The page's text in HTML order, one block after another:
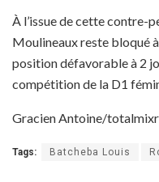
À l’issue de cette contre-
Moulineaux reste bloqué
position défavorable à 2
compétition de la D1
Gracien Antoine/
Tags: Batcheba Louis